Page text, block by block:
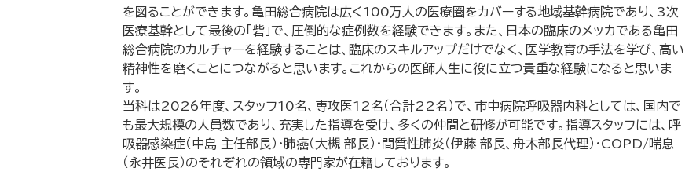
を図ることができます。亀田総合病院は広く100万人の医療圏をカバーする地域基幹病院であり、3次
医療基幹として最後の「砦」で、圧倒的な症例数を経験できます。また、日本の臨床のメッカである亀田
総合病院のカルチャーを経験することは、臨床のスキルアップだけでなく、医学教育の手法を学び、高い
精神性を磨くことにつながると思います。これからの医師人生に役に立つ貴重な経験になると思いま
す。
当科は2026年度、スタッフ10名、専攻医12名（合計22名）で、市中病院呼吸器内科としては、国内で
も最大規模の人員数であり、充実した指導を受け、多くの仲間と研修が可能です。指導スタッフには、呼
吸器感染症（中島 主任部長）・肺癌（大槻 部長）・間質性肺炎（伊藤 部長、舟木部長代理）・COPD/喘息
（永井医長）のそれぞれの領域の専門家が在籍しております。